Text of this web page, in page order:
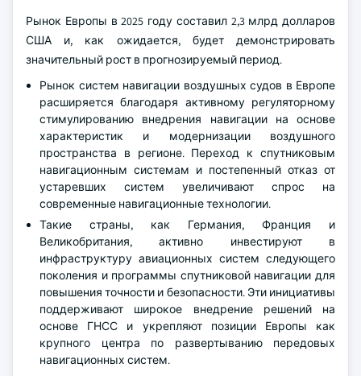
Рынок Европы в 2025 году составил 2,3 млрд долларов
США и, как ожидается, будет демонстрировать
значительный рост в прогнозируемый период.
Рынок систем навигации воздушных судов в Европе
расширяется благодаря активному регуляторному
стимулированию внедрения навигации на основе
характеристик и модернизации воздушного
пространства в регионе. Переход к спутниковым
навигационным системам и постепенный отказ от
устаревших систем увеличивают спрос на
современные навигационные технологии.
Такие страны, как Германия, Франция и
Великобритания, активно инвестируют в
инфраструктуру авиационных систем следующего
поколения и программы спутниковой навигации для
повышения точности и безопасности. Эти инициативы
поддерживают широкое внедрение решений на
основе ГНСС и укрепляют позиции Европы как
крупного центра по развертыванию передовых
навигационных систем.